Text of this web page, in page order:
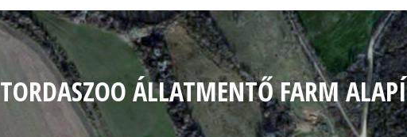
TORDASZOO ÁLLATMENTŐ FARM